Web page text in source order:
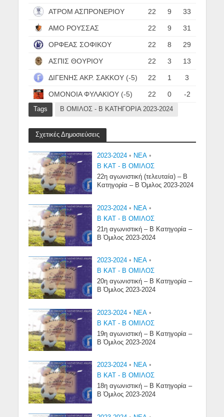
ΑΤΡΟΜ ΑΣΠΡΟΝΕΡΙΟΥ 22 9 33
ΑΜΟ ΡΟΥΣΣΑΣ 22 9 31
ΟΡΦΕΑΣ ΣΟΦΙΚΟΥ 22 8 29
ΑΣΠΙΣ ΘΟΥΡΙΟΥ 22 3 13
ΔΙΓΕΝΗΣ ΑΚΡ. ΣΑΚΚΟΥ (-5) 22 1 3
ΟΜΟΝΟΙΑ ΦΥΛΑΚΙΟΥ (-5) 22 0 -2
Tags Β ΟΜΙΛΟΣ - Β ΚΑΤΗΓΟΡΙΑ 2023-2024
Σχετικές Δημοσιεύσεις
2023-2024 • NEA •
Β ΚΑΤ - Β ΟΜΙΛΟΣ
22η αγωνιστική (τελευταία) – Β
Κατηγορία – Β Όμιλος 2023-2024
2023-2024 • NEA •
Β ΚΑΤ - Β ΟΜΙΛΟΣ
21η αγωνιστική – Β Κατηγορία –
Β Όμιλος 2023-2024
2023-2024 • NEA •
Β ΚΑΤ - Β ΟΜΙΛΟΣ
20η αγωνιστική – Β Κατηγορία –
Β Όμιλος 2023-2024
2023-2024 • NEA •
Β ΚΑΤ - Β ΟΜΙΛΟΣ
19η αγωνιστική – Β Κατηγορία –
Β Όμιλος 2023-2024
2023-2024 • NEA •
Β ΚΑΤ - Β ΟΜΙΛΟΣ
18η αγωνιστική – Β Κατηγορία –
Β Όμιλος 2023-2024